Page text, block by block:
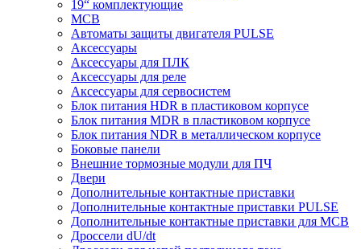
19“ комплектующие
MCB
Автоматы защиты двигателя PULSE
Аксессуары
Аксессуары для ПЛК
Аксессуары для реле
Аксессуары для сервосистем
Блок питания HDR в пластиковом корпусе
Блок питания MDR в пластиковом корпусе
Блок питания NDR в металлическом корпусе
Боковые панели
Внешние тормозные модули для ПЧ
Двери
Дополнительные контактные приставки
Дополнительные контактные приставки PULSE
Дополнительные контактные приставки для MCB
Дроссели dU/dt